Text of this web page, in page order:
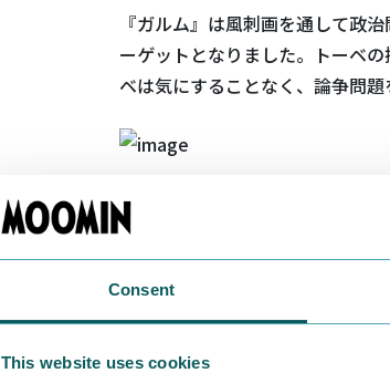
Consent
This website uses cookies
『ガルム』は風刺画を通して政
ーゲットとなりました。トーベ
ベは気にすることなく、論争問題
トーベは1940年代初め、『ガル
ーを登場させます。トーベはこ
サインの横によく描きました。